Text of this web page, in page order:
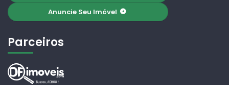
Anuncie Seu Imóvel
Parceiros